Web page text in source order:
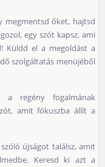
megmentsd őket, hajtsd
egy szót kapsz, ami
Küldd el a megoldást a
szolgáltatás menüjéből
regény fogalmának
amit fókuszba állít a
újságot találsz, amit
Keresd ki azt a